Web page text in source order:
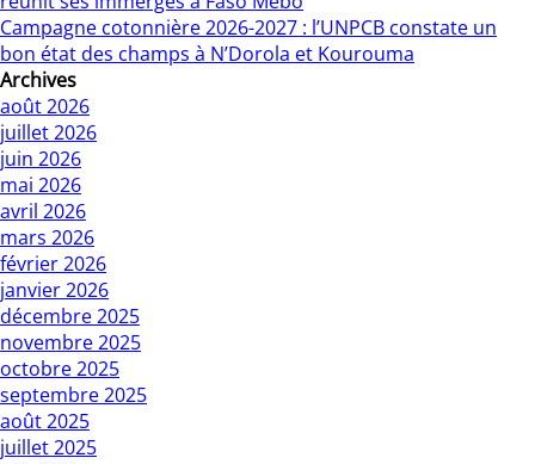
Campagne cotonnière 2026-2027 : l’UNPCB constate un
bon état des champs à N’Dorola et Kourouma
Archives
août 2026
juillet 2026
juin 2026
mai 2026
avril 2026
mars 2026
février 2026
janvier 2026
décembre 2025
novembre 2025
octobre 2025
septembre 2025
août 2025
juillet 2025